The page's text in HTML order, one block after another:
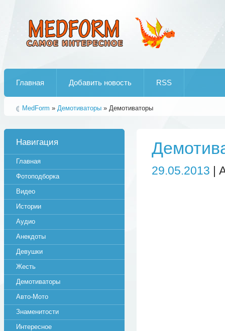
Главная Добавить новость RSS
MedForm » Демотиваторы » Демотиваторы
29.05.2013 |
Навигация
Главная
Фотоподборка
Видео
Истории
Аудио
Анекдоты
Девушки
Жесть
Демотиваторы
Авто-Мото
Знаменитости
Интересное